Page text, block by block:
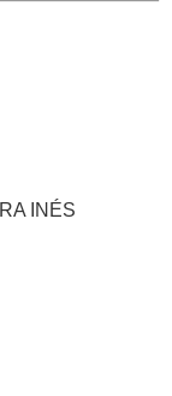
INÉS